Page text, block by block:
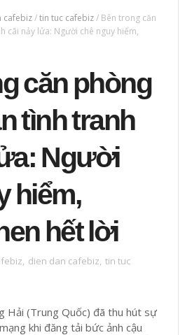
cafebiz/tin tuc cafebiz/ Bên trong căn
cãi nảy lửa: Người chê nguy hiểm,
căn phòng
tình tranh
Người
hiểm,
hết lời
, dien dan cafebiz, tin tuc
Hải (Trung Quốc) đã thu hút sự
khi đăng tải bức ảnh cậu